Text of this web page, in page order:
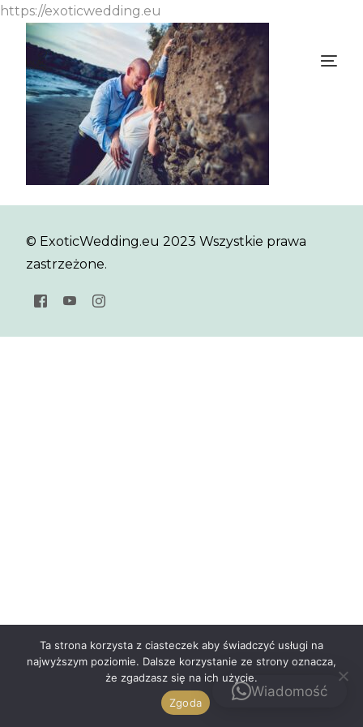
https://exoticwedding.eu
© ExoticWedding.eu 2023 Wszystkie prawa
zastrzeżone.
Kontakt
Wiadomość
Ta strona korzysta z ciasteczek aby świadczyć usługi na
najwyższym poziomie. Dalsze korzystanie ze strony oznacza,
że zgadzasz się na ich użycie.
Zgoda